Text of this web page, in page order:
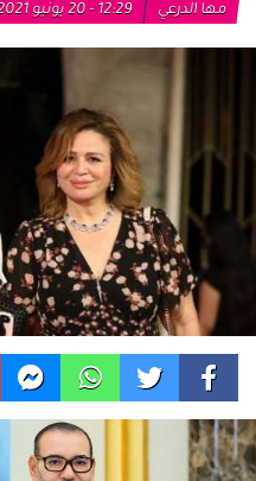
مها الدرعي 12:29 - 20 يونيو 2021